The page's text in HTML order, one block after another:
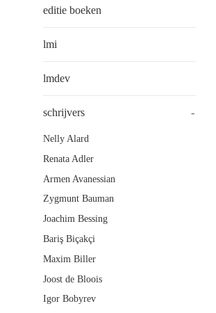
editie boeken
lmi
lmdev
schrijvers -
Nelly Alard
Renata Adler
Armen Avanessian
Zygmunt Bauman
Joachim Bessing
Bariş Biçakçi
Maxim Biller
Joost de Bloois
Igor Bobyrev